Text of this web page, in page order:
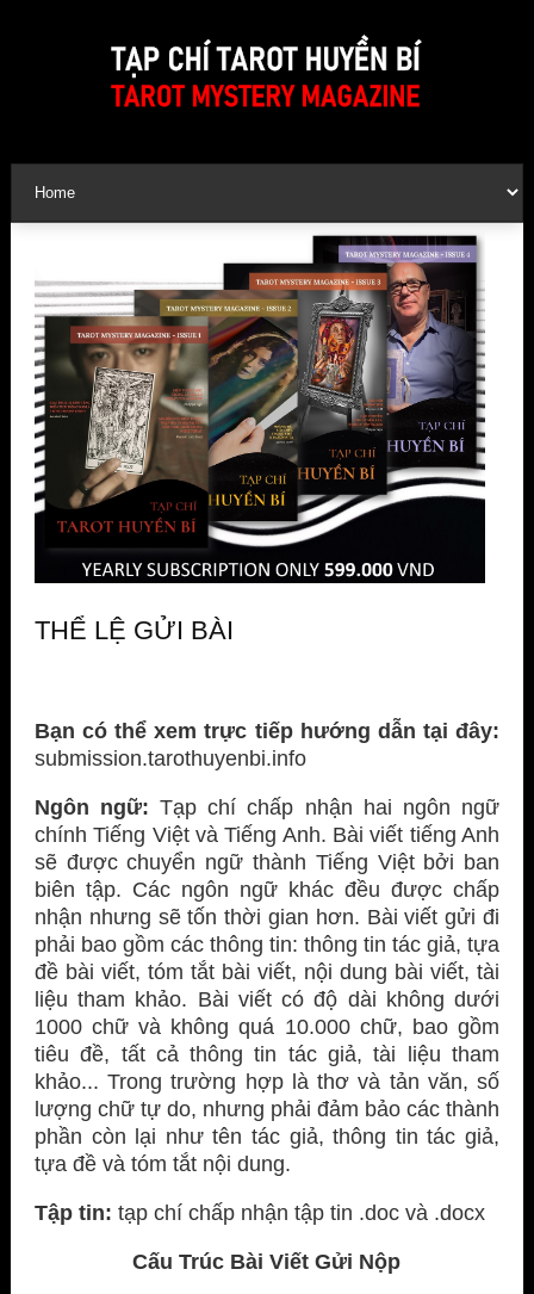
THỂ LỆ GỬI BÀI
Bạn có thể xem trực tiếp hướng dẫn tại đây:
submission.tarothuyenbi.info
Ngôn ngữ: Tạp chí chấp nhận hai ngôn ngữ
chính Tiếng Việt và Tiếng Anh. Bài viết tiếng Anh
sẽ được chuyển ngữ thành Tiếng Việt bởi ban
biên tập. Các ngôn ngữ khác đều được chấp
nhận nhưng sẽ tốn thời gian hơn. Bài viết gửi đi
phải bao gồm các thông tin: thông tin tác giả, tựa
đề bài viết, tóm tắt bài viết, nội dung bài viết, tài
liệu tham khảo. Bài viết có độ dài không dưới
1000 chữ và không quá 10.000 chữ, bao gồm
tiêu đề, tất cả thông tin tác giả, tài liệu tham
khảo... Trong trường hợp là thơ và tản văn, số
lượng chữ tự do, nhưng phải đảm bảo các thành
phần còn lại như tên tác giả, thông tin tác giả,
tựa đề và tóm tắt nội dung.
Tập tin: tạp chí chấp nhận tập tin .doc và .docx
Cấu Trúc Bài Viết Gửi Nộp